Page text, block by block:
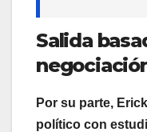
Salida
Por su parte,
político con